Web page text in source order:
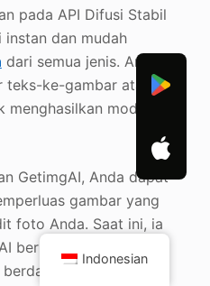
pada API Difusi Stabil
instan dan mudah
dari semua jenis. Anda
ke-gambar atau
model
GetimgAI, Anda dapat
gambar yang
foto Anda. Saat ini, ia
berbeda yang dapat
kebutuhan
Indonesian